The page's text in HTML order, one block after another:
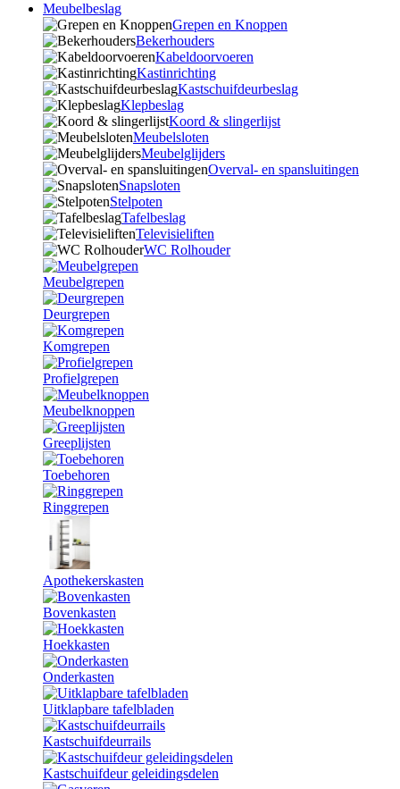
Meubelbeslag
Grepen en Knoppen
Bekerhouders
Kabeldoorvoeren
Kastinrichting
Kastschuifdeurbeslag
Klepbeslag
Koord & slingerlijst
Meubelsloten
Meubelglijders
Overval- en spansluitingen
Snapsloten
Stelpoten
Tafelbeslag
Televisieliften
WC Rolhouder
Meubelgrepen
Deurgrepen
Komgrepen
Profielgrepen
Meubelknoppen
Greeplijsten
Toebehoren
Ringgrepen
Apothekerskasten
Bovenkasten
Hoekkasten
Onderkasten
Uitklapbare tafelbladen
Kastschuifdeurrails
Kastschuifdeur geleidingsdelen